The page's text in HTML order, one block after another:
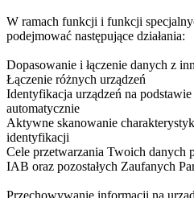
W ramach funkcji i funkcji
podejmować następujące działania:
Dopasowanie i łączenie danych z
Łączenie różnych urządzeń
Identyfikacja urządzeń na
automatycznie
Aktywne skanowanie
identyfikacji
Cele przetwarzania Twoich danych
IAB oraz pozostałych Zaufanych
Przechowywanie informacji na